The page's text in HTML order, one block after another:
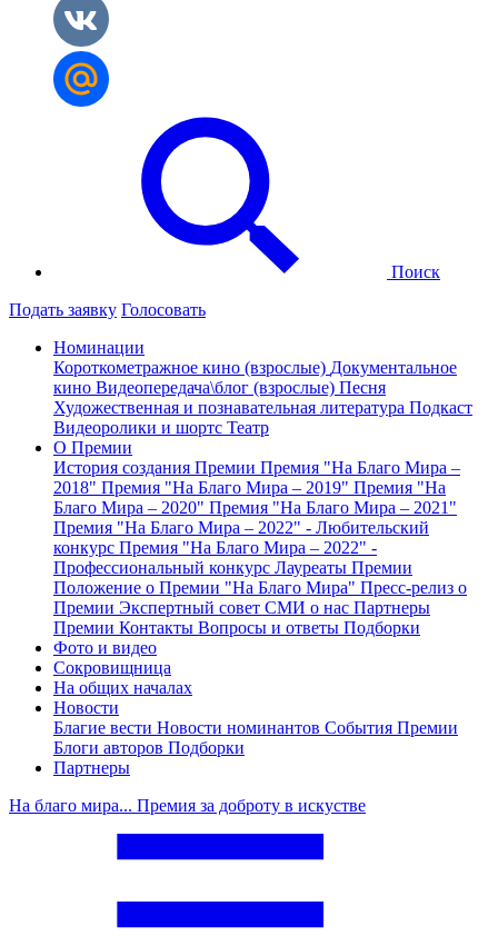
Поиск
Подать заявку Голосовать
Номинации
Короткометражное кино (взрослые) Документальное
кино Видеопередача\блог (взрослые) Песня
Художественная и познавательная литература Подкаст
Видеоролики и шортс Театр
О Премии
История создания Премии Премия "На Благо Мира –
2018" Премия "На Благо Мира – 2019" Премия "На
Благо Мира – 2020" Премия "На Благо Мира – 2021"
Премия "На Благо Мира – 2022" - Любительский
конкурс Премия "На Благо Мира – 2022" -
Профессиональный конкурс Лауреаты Премии
Положение о Премии "На Благо Мира" Пресс-релиз о
Премии Экспертный совет СМИ о нас Партнеры
Премии Контакты Вопросы и ответы Подборки
Фото и видео
Сокровищница
На общих началах
Новости
Благие вести Новости номинантов События Премии
Блоги авторов Подборки
Партнеры
На благо мира... Премия за доброту в искустве